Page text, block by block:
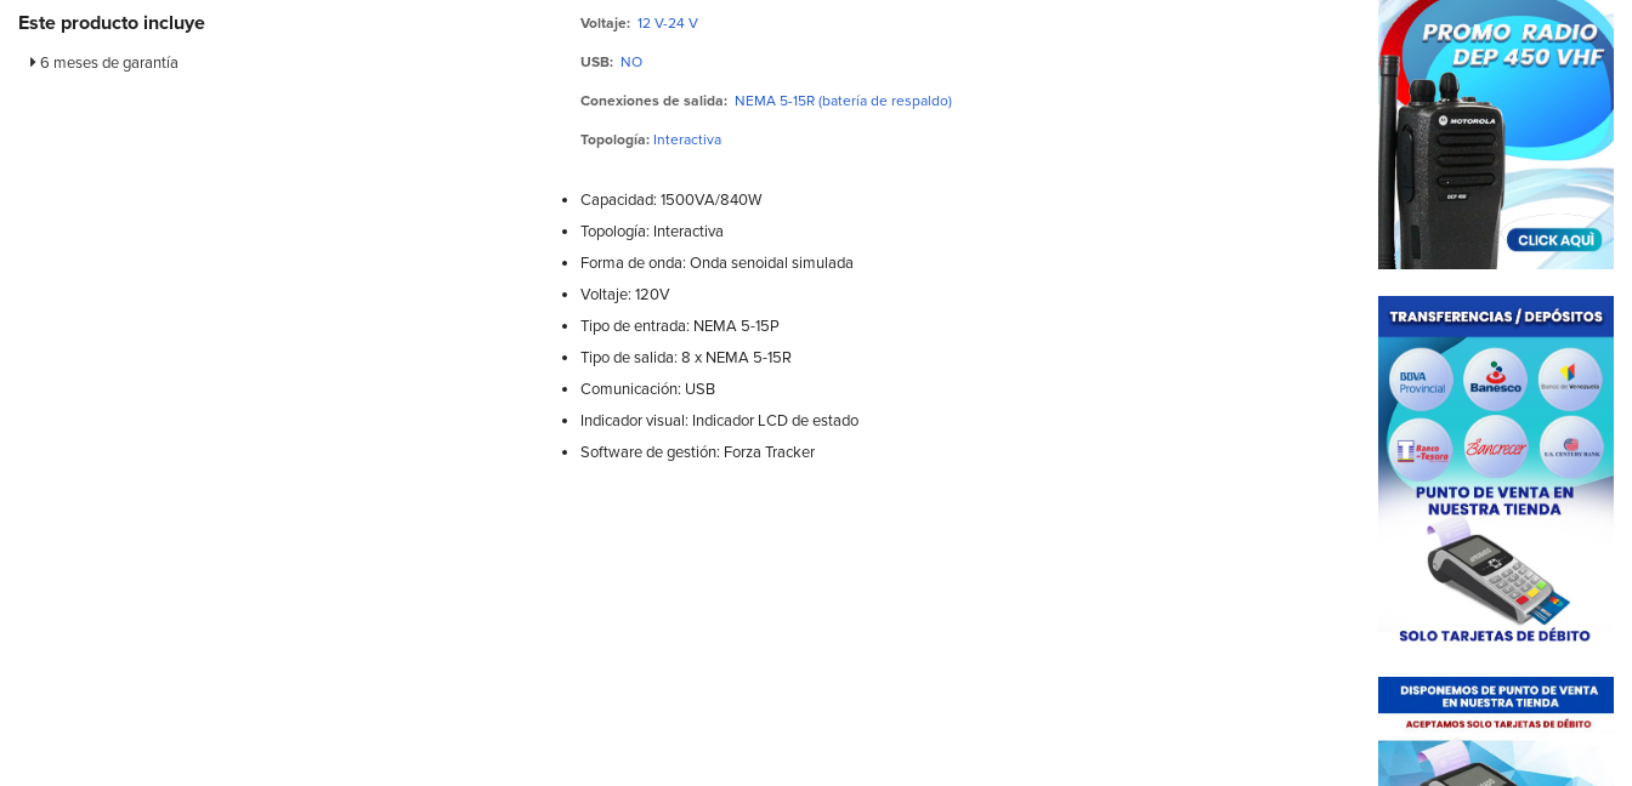
Este producto incluye
6 meses de garantía
Voltaje: 12 V-24 V
USB: NO
Conexiones de salida: NEMA 5-15R (batería de respaldo)
Topología: Interactiva
Capacidad: 1500VA/840W
Topología: Interactiva
Forma de onda: Onda senoidal simulada
Voltaje: 120V
Tipo de entrada: NEMA 5-15P
Tipo de salida: 8 x NEMA 5-15R
Comunicación: USB
Indicador visual: Indicador LCD de estado
Software de gestión: Forza Tracker